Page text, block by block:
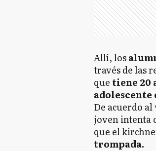
Allí, los
través de las
que tiene 20
adolescente
De acuerdo
joven intenta
que el
trompada.